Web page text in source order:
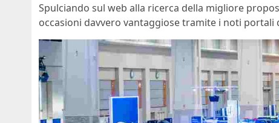
Spulciando sul web alla ricerca della migliore
occasioni davvero vantaggiose tramite i noti